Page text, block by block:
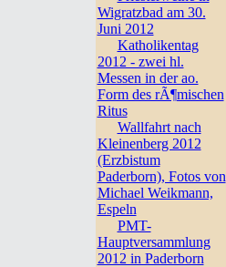
Wigratzbad am 30.
Juni 2012
Katholikentag
2012 - zwei hl.
Messen in der ao.
Form des rÃ¶mischen
Ritus
Wallfahrt nach
Kleinenberg 2012
(Erzbistum
Paderborn), Fotos von
Michael Weikmann,
Espeln
PMT-
Hauptversammlung
2012 in Paderborn